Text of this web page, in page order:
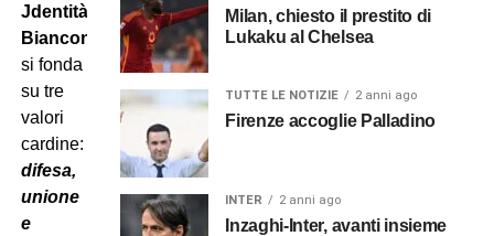
Jdentità
Bianconera
si fonda
su tre
valori
cardine:
difesa,
unione
e
Milan, chiesto il prestito di
Lukaku al Chelsea
TUTTE LE NOTIZIE 2 anni ago
Firenze accoglie Palladino
INTER 2 anni ago
Inzaghi-Inter, avanti insieme